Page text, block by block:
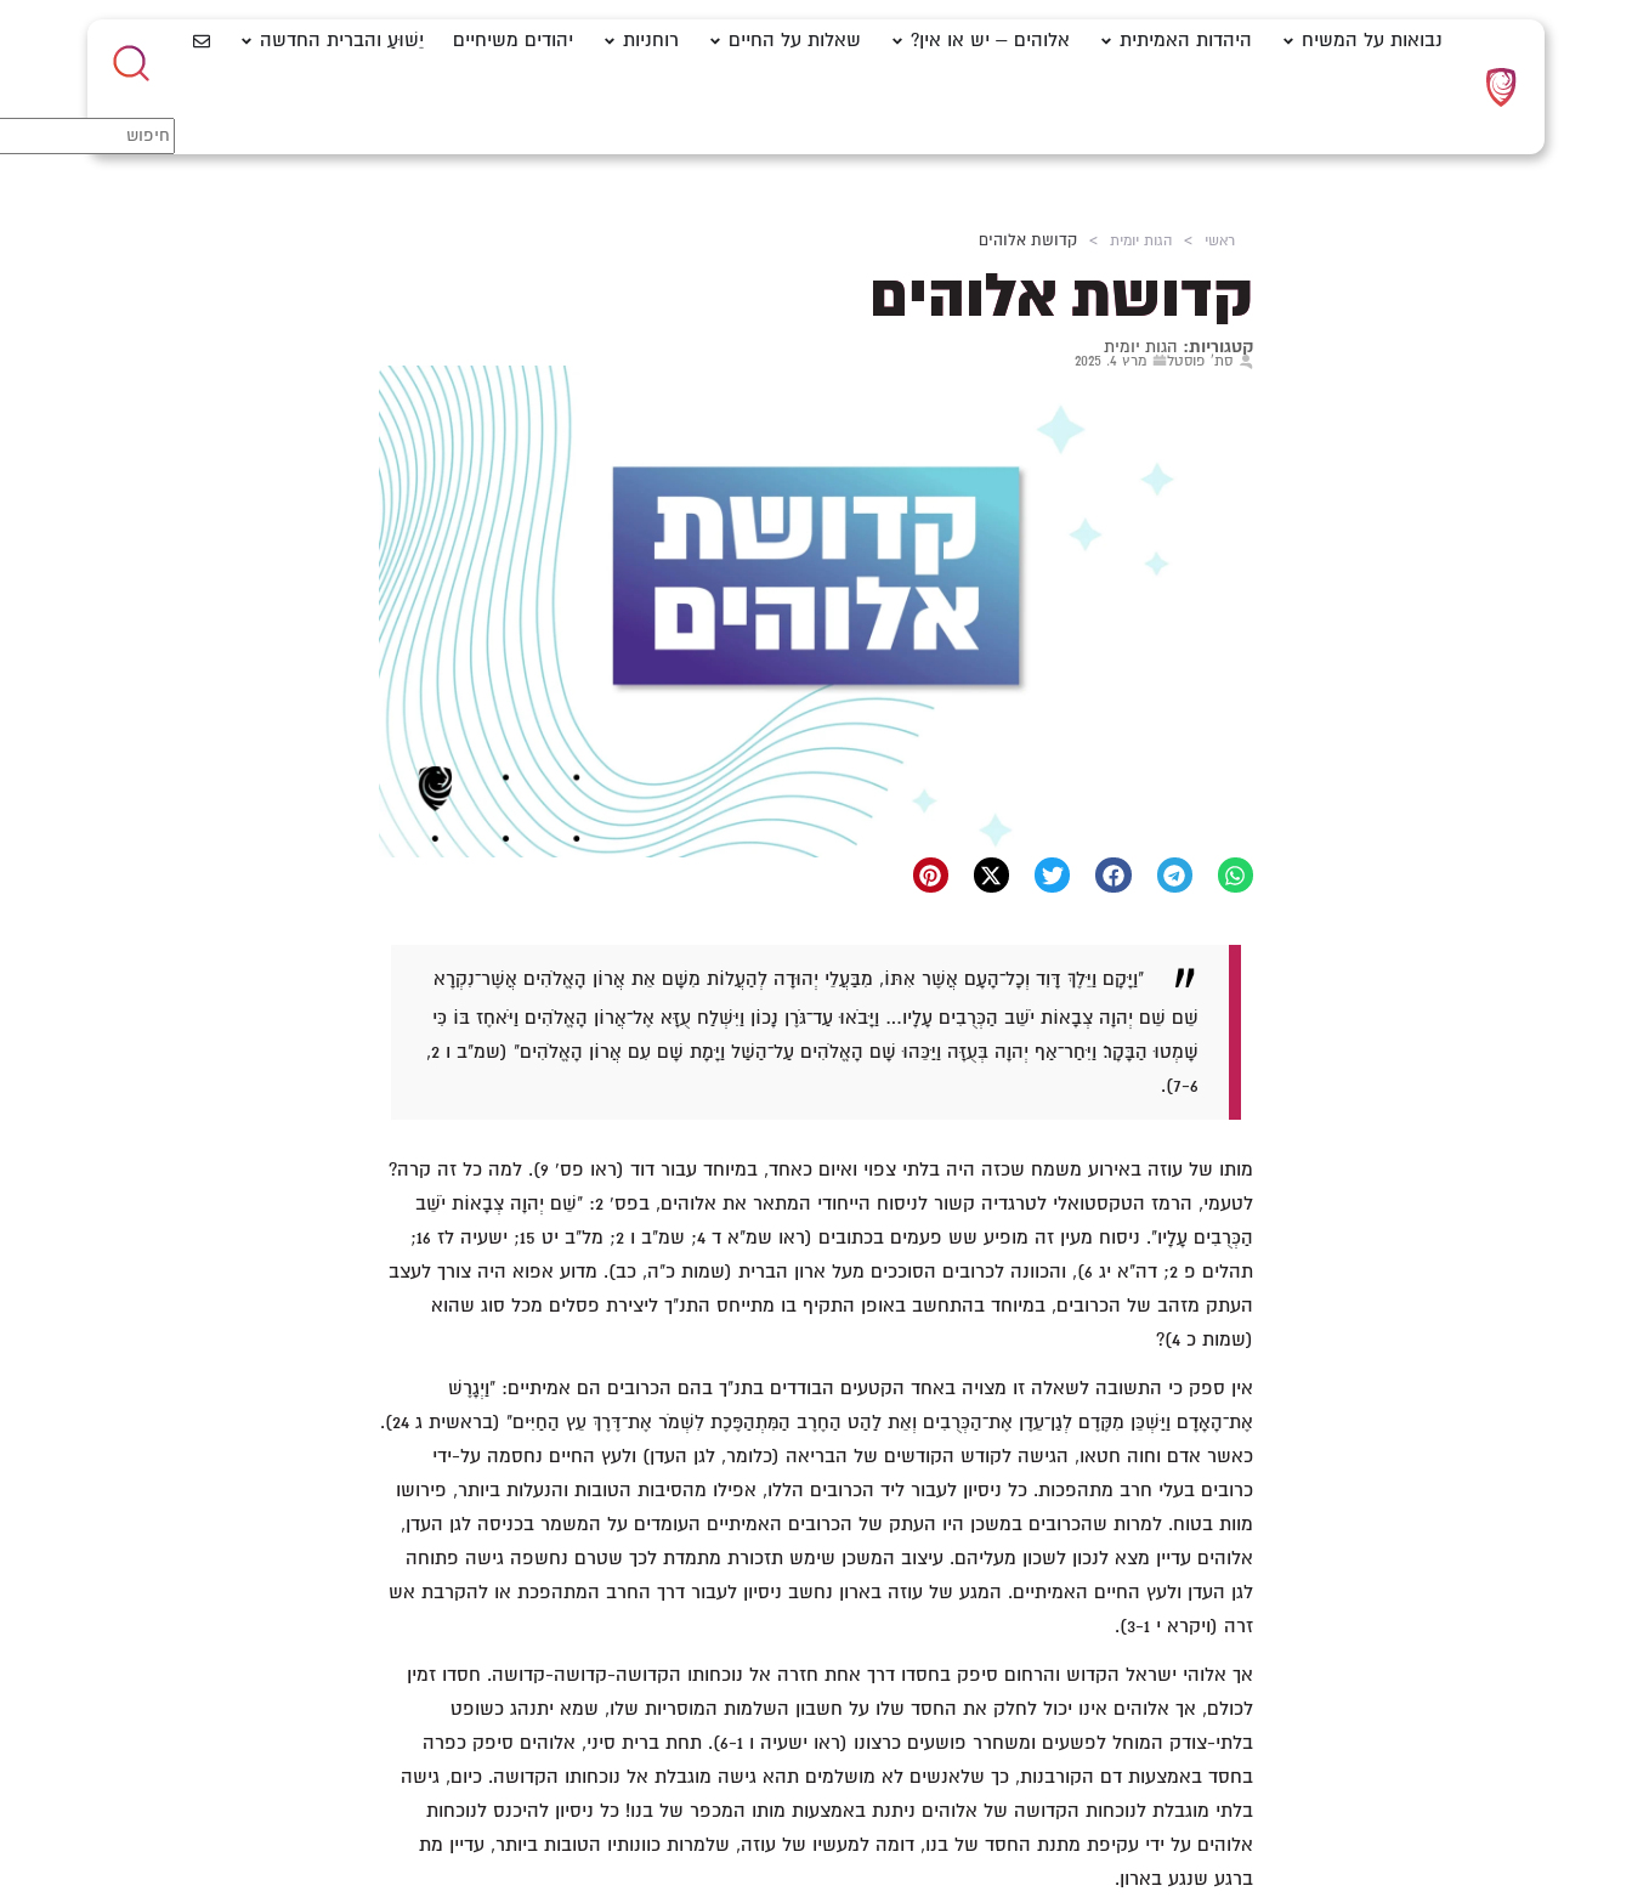
נבואות על המשיח היהדות האמיתית אלוהים – יש או אין? שאלות על החיים רוחניות יהודים משיחיים יֵשׁוּעַ והברית החדשה
ראשי > הגות יומית > קדושת אלוהים
קדושת אלוהים
קטגוריות: הגות יומית
סת' פוסטל מרץ 4, 2025
"וַיָּקָם וַיֵּלֶךְ דָּוִד וְכָל־הָעָם אֲשֶׁר אִתּוֹ, מִבַּעֲלֵי יְהוּדָה לְהַעֲלוֹת מִשָּׁם אֵת אֲרוֹן הָאֱלֹהִים אֲשֶׁר־נִקְרָא
שֵׁם שֵׁם יְהוָה צְבָאוֹת יֹשֵׁב הַכְּרֻבִים עָלָיו… וַיָּבֹאוּ עַד־גֹּרֶן נָכוֹן וַיִּשְׁלַח עֻזָּא אֶל־אֲרוֹן הָאֱלֹהִים וַיֹּאחֶז בּוֹ כִּי
שָׁמְטוּ הַבָּקָר׃ וַיִּחַר־אַף יְהוָה בְּעֻזָּה וַיַּכֵּהוּ שָׁם הָאֱלֹהִים עַל־הַשַּׁל וַיָּמָת שָׁם עִם אֲרוֹן הָאֱלֹהִים" (שמ"ב ו 2,
7-6).
מותו של עוזה באירוע משמח שכזה היה בלתי צפוי ואיום כאחד, במיוחד עבור דוד (ראו פס' 9). למה כל זה קרה?
לטעמי, הרמז הטקסטואלי לטרגדיה קשור לניסוח הייחודי המתאר את אלוהים, בפס' 2: "שֵׁם יְהוָה צְבָאוֹת יֹשֵׁב
הַכְּרֻבִים עָלָיו". ניסוח מעין זה מופיע שש פעמים בכתובים (ראו שמ"א ד 4; שמ"ב ו 2; מל"ב יט 15; ישעיה לז 16;
תהלים פ 2; דה"א יג 6), והכוונה לכרובים הסוככים מעל ארון הברית (שמות כ"ה, כב). מדוע אפוא היה צורך לעצב
העתק מזהב של הכרובים, במיוחד בהתחשב באופן התקיף בו מתייחס התנ"ך ליצירת פסלים מכל סוג שהוא
(שמות כ 4)?
אין ספק כי התשובה לשאלה זו מצויה באחד הקטעים הבודדים בתנ"ך בהם הכרובים הם אמיתיים: "וַיְגָרֶשׁ
אֶת־הָאָדָם וַיַּשְׁכֵּן מִקֶּדֶם לְגַן־עֵדֶן אֶת־הַכְּרֻבִים וְאֵת לַהַט הַחֶרֶב הַמִּתְהַפֶּכֶת לִשְׁמֹר אֶת־דֶּרֶךְ עֵץ הַחַיִּים" (בראשית ג 24).
כאשר אדם וחוה חטאו, הגישה לקודש הקודשים של הבריאה (כלומר, לגן העדן) ולעץ החיים נחסמה על-ידי
כרובים בעלי חרב מתהפכות. כל ניסיון לעבור ליד הכרובים הללו, אפילו מהסיבות הטובות והנעלות ביותר, פירושו
מוות בטוח. למרות שהכרובים במשכן היו העתק של הכרובים האמיתיים העומדים על המשמר בכניסה לגן העדן,
אלוהים עדיין מצא לנכון לשכון מעליהם. עיצוב המשכן שימש תזכורת מתמדת לכך שטרם נחשפה גישה פתוחה
לגן העדן ולעץ החיים האמיתיים. המגע של עוזה בארון נחשב ניסיון לעבור דרך החרב המתהפכת או להקרבת אש
זרה (ויקרא י 3-1).
אך אלוהי ישראל הקדוש והרחום סיפק בחסדו דרך אחת חזרה אל נוכחותו הקדושה-קדושה-קדושה. חסדו זמין
לכולם, אך אלוהים אינו יכול לחלק את החסד שלו על חשבון השלמות המוסריות שלו, שמא יתנהג כשופט
בלתי-צודק המוחל לפשעים ומשחרר פושעים כרצונו (ראו ישעיה ו 6-1). תחת ברית סיני, אלוהים סיפק כפרה
בחסד באמצעות דם הקורבנות, כך שלאנשים לא מושלמים תהא גישה מוגבלת אל נוכחותו הקדושה. כיום, גישה
בלתי מוגבלת לנוכחות הקדושה של אלוהים ניתנת באמצעות מותו המכפר של בנו! כל ניסיון להיכנס לנוכחות
אלוהים על ידי עקיפת מתנת החסד של בנו, דומה למעשיו של עוזה, שלמרות כוונותיו הטובות ביותר, עדיין מת
ברגע שנגע בארון.